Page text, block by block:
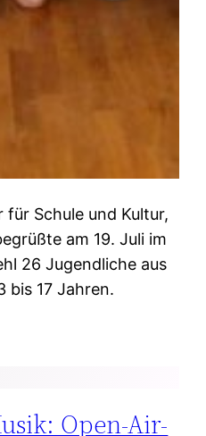
für Schule und Kultur,
am 19. Juli im
26 Jugendliche aus
bis 17 Jahren.
Open-Air-